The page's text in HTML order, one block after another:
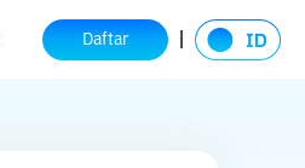
Daftar